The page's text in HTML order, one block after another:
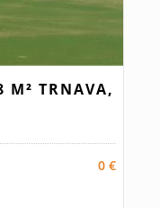
M² TRNAVA,
0 €